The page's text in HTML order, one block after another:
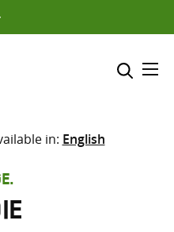
Sélectionner l’emplacement
in: English